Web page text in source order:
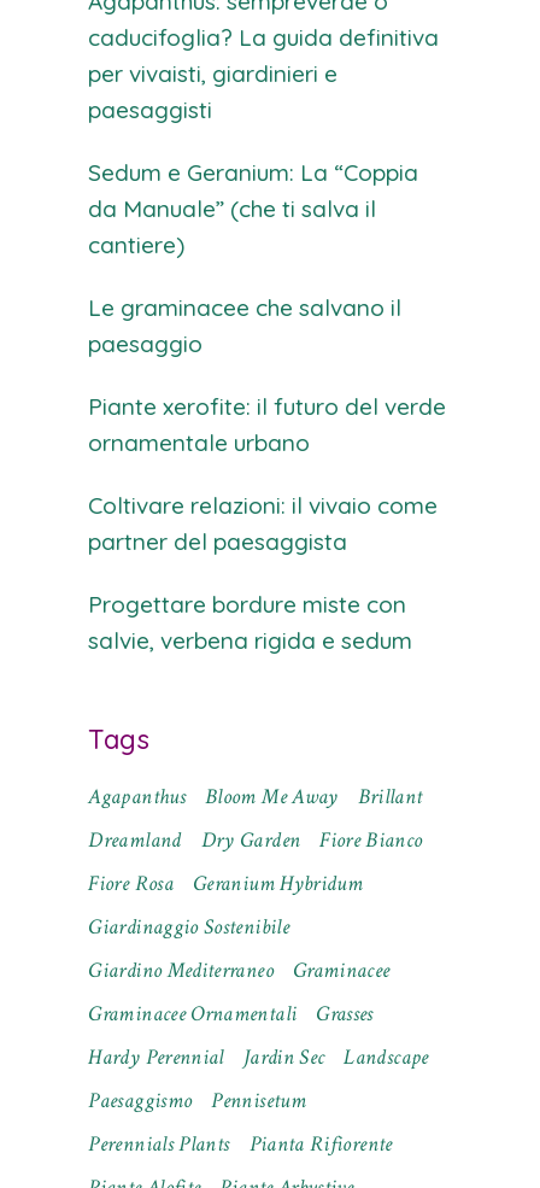
caducifoglia? La guida definitiva
per vivaisti, giardinieri e
paesaggisti
Sedum e Geranium: La “Coppia
da Manuale” (che ti salva il
cantiere)
Le graminacee che salvano il
paesaggio
Piante xerofite: il futuro del verde
ornamentale urbano
Coltivare relazioni: il vivaio come
partner del paesaggista
Progettare bordure miste con
salvie, verbena rigida e sedum
Tags
Agapanthus Bloom Me Away
Brillant
Dreamland
Dry Garden
Fiore Bianco
Fiore Rosa
Geranium Hybridum
Giardinaggio Sostenibile
Giardino Mediterraneo
Graminacee
Graminacee Ornamentali
Grasses
Hardy Perennial
Jardin Sec
Landscape
Paesaggismo
Pennisetum
Perennials Plants
Pianta Rifiorente